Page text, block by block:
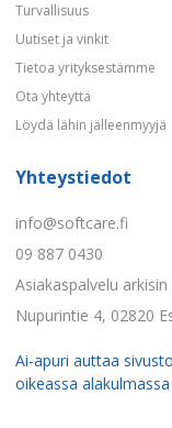
Turvallisuus
Uutiset ja vinkit
Tietoa yrityksestämme
Ota yhteyttä
Löydä lähin jälleenmyyjä
Yhteystiedot
info@softcare.fi
09 887 0430
Asiakaspalvelu arkisin
Nupurintie 4, 02820
Ai-apuri auttaa
oikeassa